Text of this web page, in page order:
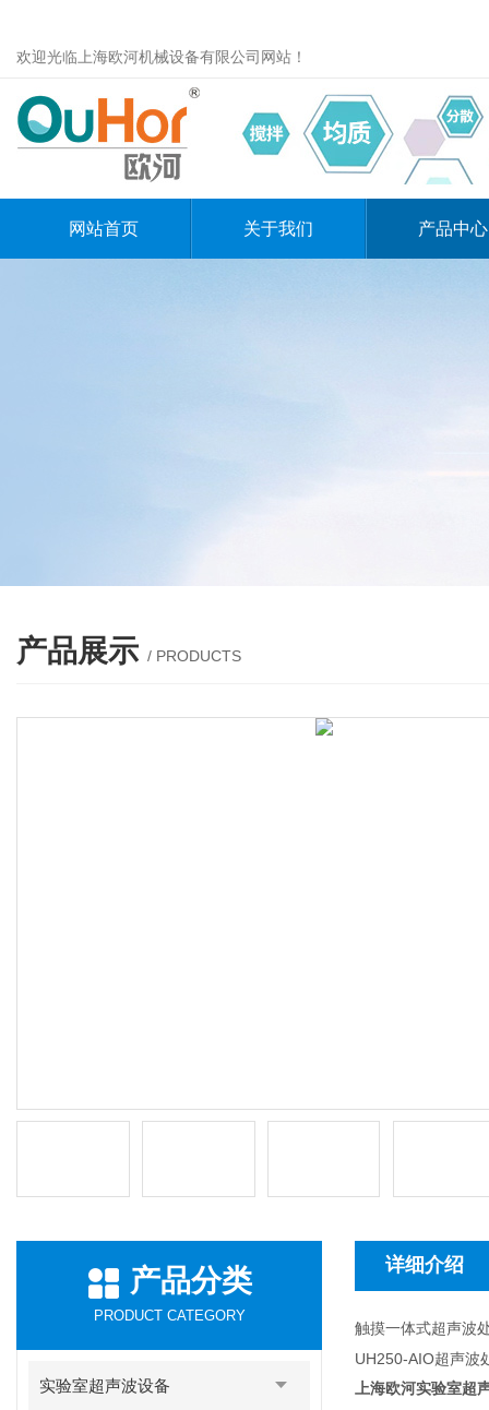
欢迎光临上海欧河机械设备有限公司网站！
网站首页 关于我们 产品中心
产品展示 / PRODUCTS
产品分类
PRODUCT CATEGORY
实验室超声波设备
详细介绍
触摸一体式超声波
UH250-AIO超声波
上海欧河实验室超